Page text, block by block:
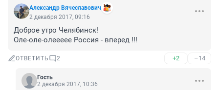
Александр Вячеславович
2 декабря 2017, 09:16
Доброе утро Челябинск!
Оле-оле-олеееее Россия - вперед !!!
ОТВЕТИТЬ 2 +2 –14
Гость
2 декабря 2017, 10:36